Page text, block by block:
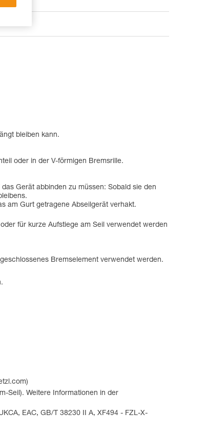
bleiben kann.
oder in der V-förmigen Bremsrille.
Gerät abbinden zu müssen: Sobald sie den
am Gurt getragene Abseilgerät verhakt.
für kurze Aufstiege am Seil verwendet werden
Bremselement verwendet werden.
Seil). Weitere Informationen in der
EAC, GB/T 38230 II A, XF494 - FZL-X-